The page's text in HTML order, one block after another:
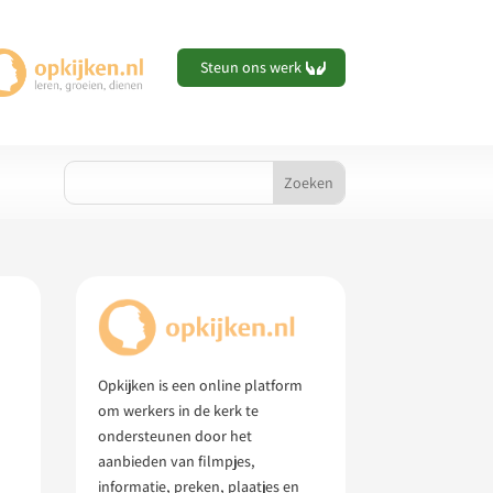
Steun ons werk
Opkijken is een online platform
om werkers in de kerk te
ondersteunen door het
aanbieden van filmpjes,
informatie, preken, plaatjes en